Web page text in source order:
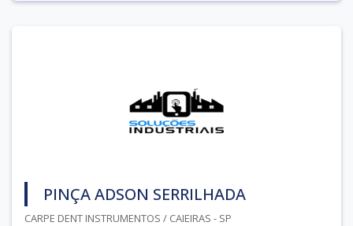
PINÇA ADSON SERRILHADA
CARPE DENT INSTRUMENTOS / CAIEIRAS - SP